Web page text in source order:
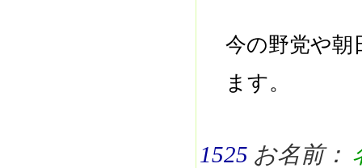
今の野党や朝
ます。
1525 お名前：